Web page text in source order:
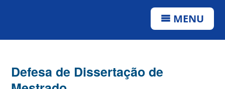
MENU
Defesa de Dissertação de